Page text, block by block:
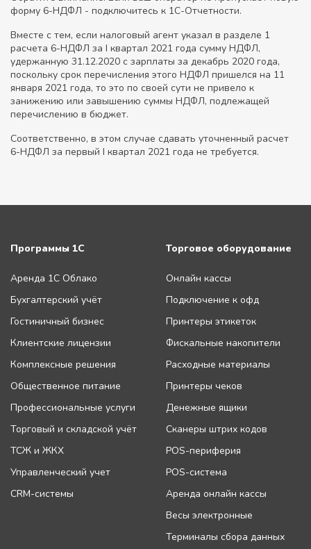
форму 6-НДФЛ - подключитесь к 1С-Отчетности.
Вместе с тем, если налоговый агент указал в разделе 1
расчета 6-НДФЛ за I квартал 2021 года сумму НДФЛ,
удержанную 31.12.2020 с зарплаты за декабрь 2020 года,
поскольку срок перечисления этого НДФЛ пришелся на 11
января 2021 года, то это по своей сути не привело к
занижению или завышению суммы НДФЛ, подлежащей
перечислению в бюджет.
Соответственно, в этом случае сдавать уточненный расчет
6-НДФЛ за первый I квартал 2021 года не требуется.
Программы 1С
Аренда 1С Облако
Бухгалтерский учёт
Гостиничный бизнес
Клиентские лицензии
Комплексные решения
Общественное питание
Профессиональные услуги
Торговый и складской учёт
ТСЖ и ЖКХ
Управленческий учет
CRM-системы
Торговое оборудование
Онлайн кассы
Подключение к офд
Принтеры этикеток
Фискальные накопители
Расходные материалы
Принтеры чеков
Денежные ящики
Сканеры штрих кодов
POS-периферия
POS-система
Аренда онлайн кассы
Весы электронные
Терминалы сбора данных